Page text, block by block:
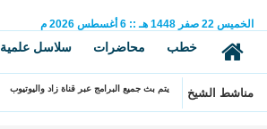
الخميس 22 صفر 1448 هـ ::
6 أغسطس 2026 م
خطب محاضرات سلاسل علمية
مناشط الشيخ يتم بث جميع البرامج عبر قناة زاد واليوتيوب